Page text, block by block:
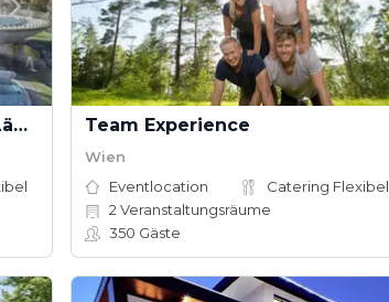
AQUA DOME - Tirol Therme Längenfeld Team Experience
Wien
Eventlocation
Catering Flexibel
2 Veranstaltungsräume
350 Gäste